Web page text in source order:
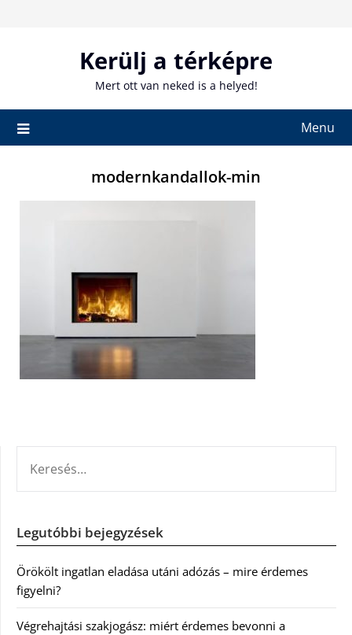
Kerülj a térképre
Mert ott van neked is a helyed!
Menu
modernkandallok-min
Legutóbbi bejegyzések
Örökölt ingatlan eladása utáni adózás – mire érdemes
figyelni?
Végrehajtási szakjogász: miért érdemes bevonni a